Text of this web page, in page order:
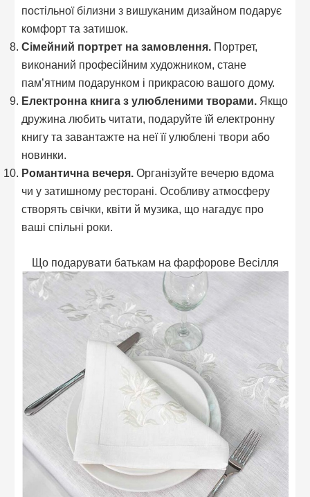
постільної білизни з вишуканим дизайном подарує
комфорт та затишок.
Сімейний портрет на замовлення. Портрет,
виконаний професійним художником, стане
пам’ятним подарунком і прикрасою вашого дому.
Електронна книга з улюбленими творами. Якщо
дружина любить читати, подаруйте їй електронну
книгу та завантажте на неї її улюблені твори або
новинки.
Романтична вечеря. Організуйте вечерю вдома
чи у затишному ресторані. Особливу атмосферу
створять свічки, квіти й музика, що нагадує про
ваші спільні роки.
Що подарувати батькам на фарфорове Весілля